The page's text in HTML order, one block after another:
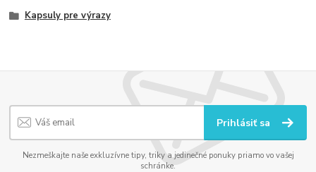
Kapsuly pre výrazy
Prihlásiť sa
Nezmeškajte naše exkluzívne tipy, triky a jedinečné ponuky priamo vo vašej
schránke.